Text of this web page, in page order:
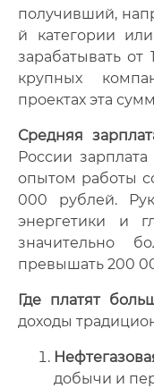
получивший,
й категории
зарабатывать
крупных
проектах эта
Средняя
России
опытом работы
000 рублей.
энергетики и
значительно
превышать 200
Где платят
доходы
добычи и